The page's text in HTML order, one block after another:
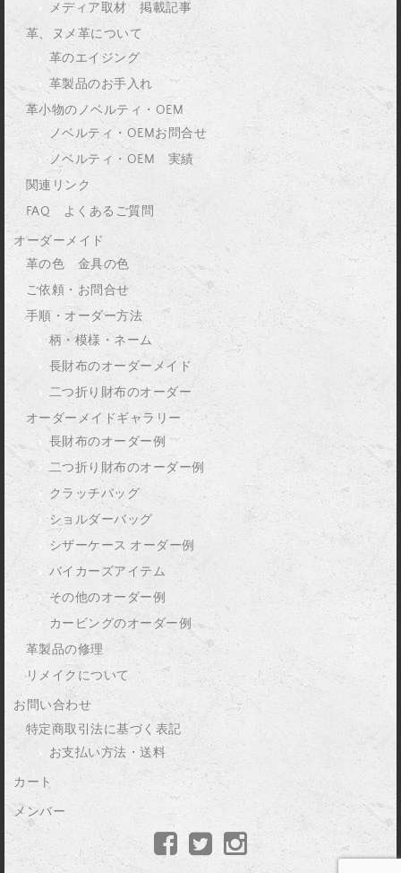
メディア取材 掲載記事
革、ヌメ革について
革のエイジング
革製品のお手入れ
革小物のノベルティ・OEM
ノベルティ・OEMお問合せ
ノベルティ・OEM 実績
関連リンク
FAQ よくあるご質問
オーダーメイド
革の色 金具の色
ご依頼・お問合せ
手順・オーダー方法
柄・模様・ネーム
長財布のオーダーメイド
二つ折り財布のオーダー
オーダーメイドギャラリー
長財布のオーダー例
二つ折り財布のオーダー例
クラッチバッグ
ショルダーバッグ
シザーケース オーダー例
バイカーズアイテム
その他のオーダー例
カービングのオーダー例
革製品の修理
リメイクについて
お問い合わせ
特定商取引法に基づく表記
お支払い方法・送料
カート
メンバー